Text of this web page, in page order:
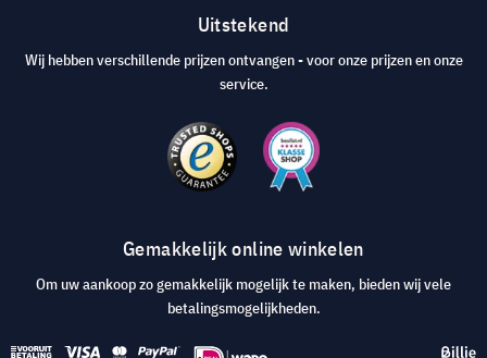
Uitstekend
Wij hebben verschillende prijzen ontvangen - voor onze prijzen en onze
service.
Gemakkelijk online winkelen
Om uw aankoop zo gemakkelijk mogelijk te maken, bieden wij vele
betalingsmogelijkheden.